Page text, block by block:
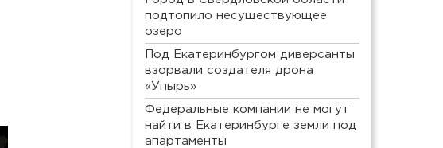
подтопило несуществующее
озеро
Под Екатеринбургом диверсанты
взорвали создателя дрона
«Упырь»
Федеральные компании не могут
найти в Екатеринбурге земли под
апартаменты